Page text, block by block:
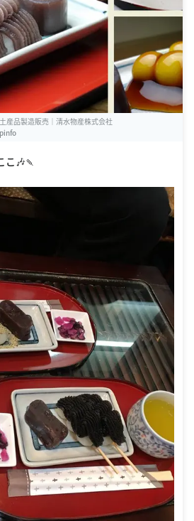
産品製造販売｜清水物産株式会社
こ🎶🍡